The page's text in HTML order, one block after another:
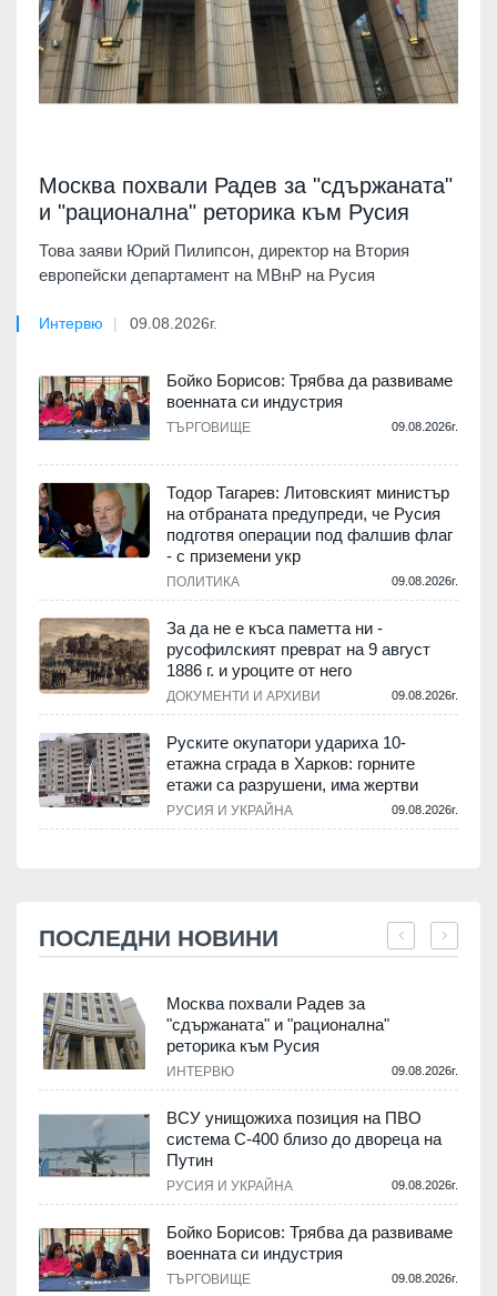
Москва похвали Радев за "сдържаната"
и "рационална" реторика към Русия
Това заяви Юрий Пилипсон, директор на Втория
европейски департамент на МВнР на Русия
Интервю 09.08.2026г.
Бойко Борисов: Трябва да развиваме
военната си индустрия
ТЪРГОВИЩЕ 09.08.2026г.
Тодор Тагарев: Литовският министър
на отбраната предупреди, че Русия
подготвя операции под фалшив флаг
- с приземени укр
ПОЛИТИКА 09.08.2026г.
За да не е къса паметта ни -
русофилският преврат на 9 август
1886 г. и уроците от него
ДОКУМЕНТИ И АРХИВИ 09.08.2026г.
Руските окупатори удариха 10-
етажна сграда в Харков: горните
етажи са разрушени, има жертви
РУСИЯ И УКРАЙНА 09.08.2026г.
ПОСЛЕДНИ НОВИНИ
Москва похвали Радев за
"сдържаната" и "рационална"
реторика към Русия
ИНТЕРВЮ 09.08.2026г.
ВСУ унищожиха позиция на ПВО
система С-400 близо до двореца на
Путин
РУСИЯ И УКРАЙНА 09.08.2026г.
Бойко Борисов: Трябва да развиваме
военната си индустрия
ТЪРГОВИЩЕ 09.08.2026г.